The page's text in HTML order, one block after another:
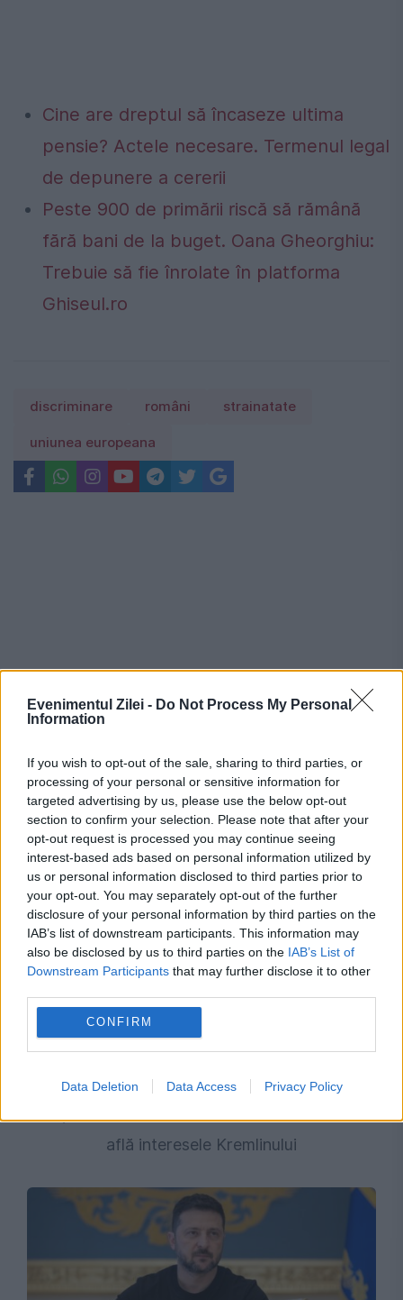
Evenimentul Zilei - Do Not Process My Personal
Information
If you wish to opt-out of the sale, sharing to third parties, or
processing of your personal or sensitive information for
targeted advertising by us, please use the below opt-out
section to confirm your selection. Please note that after your
opt-out request is processed you may continue seeing
interest-based ads based on personal information utilized by
us or personal information disclosed to third parties prior to
your opt-out. You may separately opt-out of the further
disclosure of your personal information by third parties on the
IAB’s list of downstream participants. This information may
also be disclosed by us to third parties on the IAB’s List of
Downstream Participants that may further disclose it to other
CONFIRM
Data Deletion Data Access Privacy Policy
Cine are dreptul să încaseze ultima
pensie? Actele necesare. Termenul legal
de depunere a cererii
Peste 900 de primării riscă să rămână
fără bani de la buget. Oana Gheorghiu:
Trebuie să fie înrolate în platforma
Ghiseul.ro
discriminare români strainatate
uniunea europeana
Recomandările noastre
INTERNATIONAL
Opoziția încearcă suspendarea Maiei Sandu.
află interesele Kremlinului